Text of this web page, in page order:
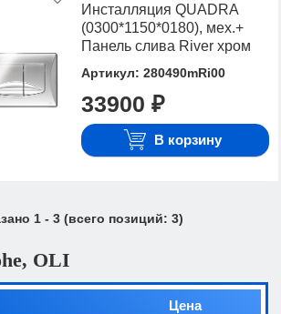
Инсталляция QUADRA
(0300*1150*0180), мех.+
Панель слива River хром
Артикул: 280490mRi00
33900 ₽
В корзину
1 - 3 (всего позиций: 3)
OLI
Цена